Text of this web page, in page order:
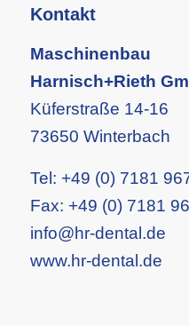
Kontakt
Maschinenbau
Harnisch+Rieth
Küferstraße 14-16
73650 Winterbach
Tel: +49 (0) 7181
Fax: +49 (0) 7181
info@hr-dental.de
www.hr-dental.de